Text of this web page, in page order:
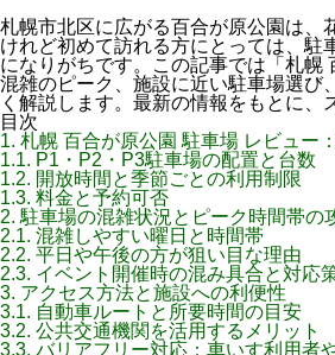
札幌市北区に広がる百合が原公園は、
けれど初めて訪れる方にとっては、駐
になりがちです。この記事では「札幌
混雑のピーク、施設に近い駐車場選び
く解説します。最新の情報をもとに
目次
1. 札幌 百合が原公園 駐車場 レビュー
1.1. P1・P2・P3駐車場の配置と台数
1.2. 開放時間と季節ごとの利用制限
1.3. 料金と予約可否
2. 駐車場の混雑状況とピーク時間帯の
2.1. 混雑しやすい曜日と時間帯
2.2. 平日や午後の方が狙い目な理由
2.3. イベント開催時の混み具合と対応
3. アクセス方法と施設への利便性
3.1. 自動車ルートと所要時間の目安
3.2. 公共交通機関を活用するメリット
3.3. バリアフリー対応：車いす利用者